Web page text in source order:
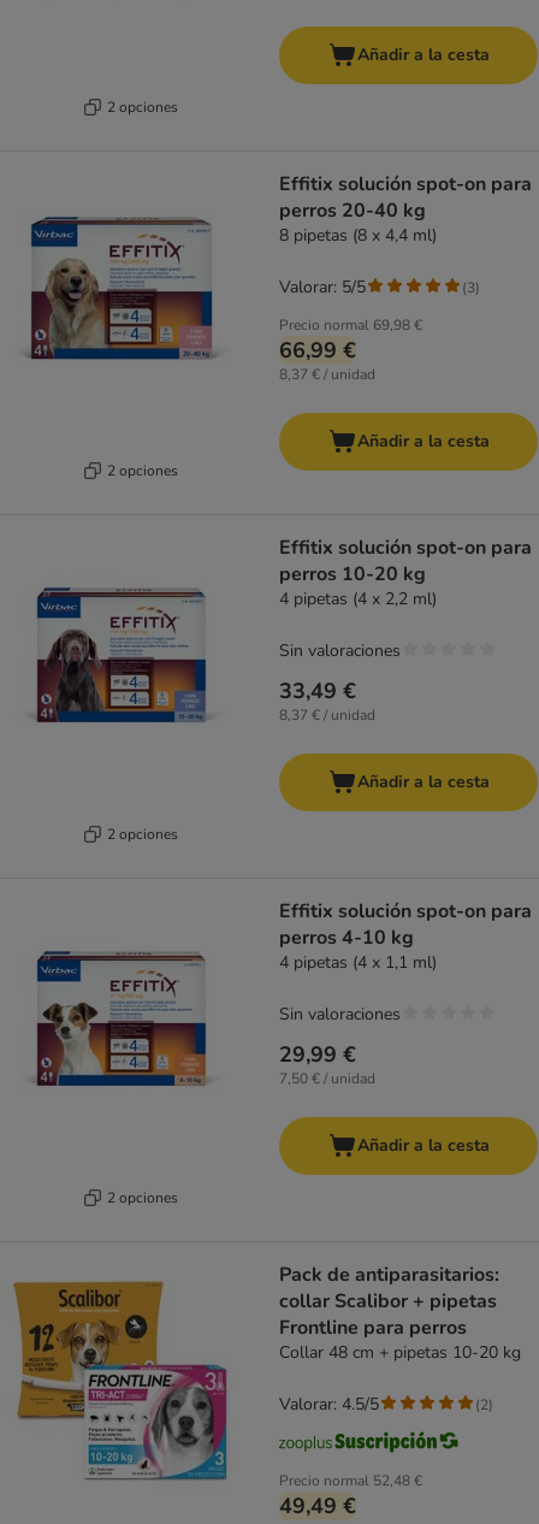
2 opciones
Añadir a la cesta
2 opciones
Effitix solución spot-on para
perros 20-40 kg
8 pipetas (8 x 4,4 ml)
Precio normal 69,98 €
66,99 €
8,37 € / unidad
Valorar: 5/5 (3)
Añadir a la cesta
2 opciones
Effitix solución spot-on para
perros 10-20 kg
4 pipetas (4 x 2,2 ml)
33,49 €
8,37 € / unidad
Sin valoraciones
Añadir a la cesta
2 opciones
Effitix solución spot-on para
perros 4-10 kg
4 pipetas (4 x 1,1 ml)
29,99 €
7,50 € / unidad
Sin valoraciones
Añadir a la cesta
Pack de antiparasitarios:
collar Scalibor + pipetas
Frontline para perros
Collar 48 cm + pipetas 10-20 kg
Precio normal 52,48 €
49,49 €
Valorar: 4.5/5 (2)